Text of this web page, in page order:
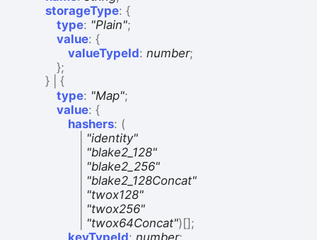
storageType: {
type: "Plain";
value: {
valueTypeId: number;
};
}
{
type: "Map";
value: {
hashers: (
"identity"
"blake2_128"
"blake2_256"
"blake2_128Concat"
"twox128"
"twox256"
"twox64Concat")[];
keyTypeId: number;